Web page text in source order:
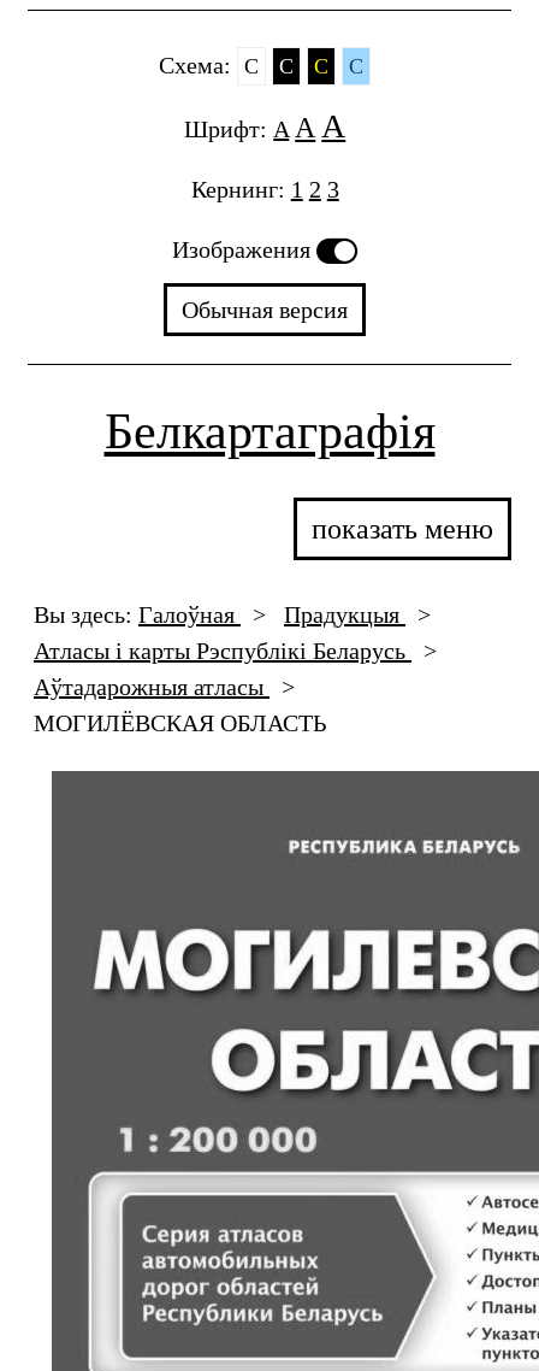
Cхема: C C C C
Шрифт: A A A
Кернинг: 1 2 3
Изображения
Обычная версия
Белкартаграфія
показать меню
Вы здесь: Галоўная > Прадукцыя
>
Атласы і карты Рэспублікі Беларусь
>
Аўтадарожныя атласы
>
МОГИЛЁВСКАЯ ОБЛАСТЬ